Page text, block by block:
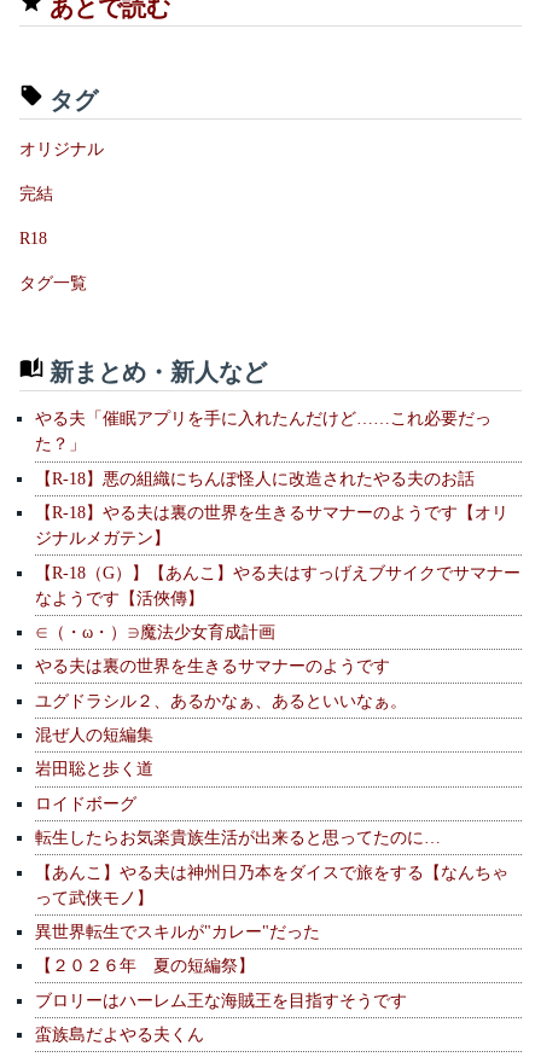
あとで読む
タグ
オリジナル
完結
R18
タグ一覧
新まとめ・新人など
やる夫「催眠アプリを手に入れたんだけど……これ必要だっ
た？」
【R-18】悪の組織にちんぽ怪人に改造されたやる夫のお話
【R-18】やる夫は裏の世界を生きるサマナーのようです【オリ
ジナルメガテン】
【R-18（G）】【あんこ】やる夫はすっげえブサイクでサマナー
なようです【活俠傳】
∈（・ω・）∋魔法少女育成計画
やる夫は裏の世界を生きるサマナーのようです
ユグドラシル２、あるかなぁ、あるといいなぁ。
混ぜ人の短編集
岩田聡と歩く道
ロイドボーグ
転生したらお気楽貴族生活が出来ると思ってたのに…
【あんこ】やる夫は神州日乃本をダイスで旅をする【なんちゃ
って武侠モノ】
異世界転生でスキルが"カレー"だった
【２０２６年 夏の短編祭】
ブロリーはハーレム王な海賊王を目指すそうです
蛮族島だよやる夫くん